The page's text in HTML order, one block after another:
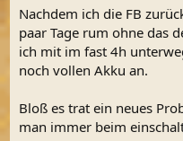
Nachdem ich die FB
paar Tage rum ohne das
ich mit im fast 4h
noch vollen Akku an.
Bloß es trat ein neues
man immer beim